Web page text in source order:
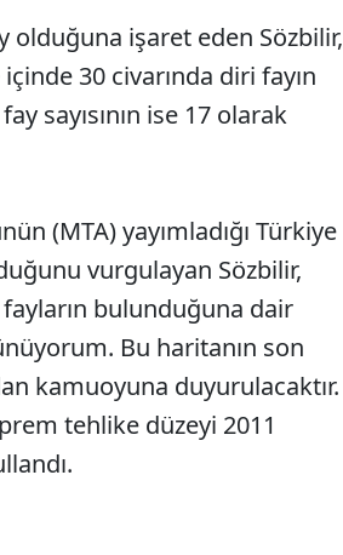
olduğuna işaret eden Sözbilir,
30 civarında diri fayın
sayısının ise 17 olarak
(MTA) yayımladığı Türkiye
vurgulayan Sözbilir,
bulunduğuna dair
Bu haritanın son
kamuoyuna duyurulacaktır.
tehlike düzeyi 2011